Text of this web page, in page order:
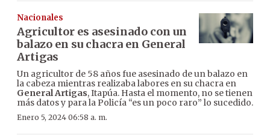
Nacionales
Agricultor es asesinado con un
balazo en su chacra en General
Artigas
Un agricultor de 58 años fue asesinado de un balazo en
la cabeza mientras realizaba labores en su chacra en
General Artigas, Itapúa. Hasta el momento, no se tienen
más datos y para la Policía “es un poco raro” lo sucedido.
Enero 5, 2024 06:58 a. m.